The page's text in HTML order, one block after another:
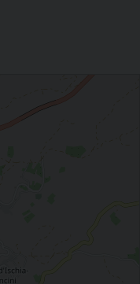
Pastorale del Canonico
al Volturno (IS)